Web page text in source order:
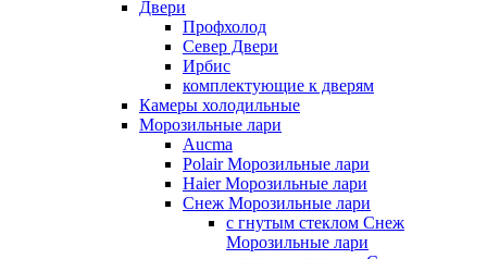
Двери
Профхолод
Север Двери
Ирбис
комплектующие к дверям
Камеры холодильные
Морозильные лари
Aucma
Polair Морозильные лари
Haier Морозильные лари
Снеж Морозильные лари
с гнутым стеклом Снеж
Морозильные лари